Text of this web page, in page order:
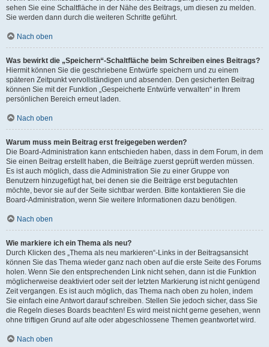
sehen Sie eine Schaltfläche in der Nähe des Beitrags, um diesen zu melden.
Sie werden dann durch die weiteren Schritte geführt.
Nach oben
Was bewirkt die „Speichern“-Schaltfläche beim Schreiben eines Beitrags?
Hiermit können Sie die geschriebene Entwürfe speichern und zu einem
späteren Zeitpunkt vervollständigen und absenden. Den gesicherten Beitrag
können Sie mit der Funktion „Gespeicherte Entwürfe verwalten“ in Ihrem
persönlichen Bereich erneut laden.
Nach oben
Warum muss mein Beitrag erst freigegeben werden?
Die Board-Administration kann entschieden haben, dass in dem Forum, in dem
Sie einen Beitrag erstellt haben, die Beiträge zuerst geprüft werden müssen.
Es ist auch möglich, dass die Administration Sie zu einer Gruppe von
Benutzern hinzugefügt hat, bei denen sie die Beiträge erst begutachten
möchte, bevor sie auf der Seite sichtbar werden. Bitte kontaktieren Sie die
Board-Administration, wenn Sie weitere Informationen dazu benötigen.
Nach oben
Wie markiere ich ein Thema als neu?
Durch Klicken des „Thema als neu markieren“-Links in der Beitragsansicht
können Sie das Thema wieder ganz nach oben auf die erste Seite des Forums
holen. Wenn Sie den entsprechenden Link nicht sehen, dann ist die Funktion
möglicherweise deaktiviert oder seit der letzten Markierung ist nicht genügend
Zeit vergangen. Es ist auch möglich, das Thema nach oben zu holen, indem
Sie einfach eine Antwort darauf schreiben. Stellen Sie jedoch sicher, dass Sie
die Regeln dieses Boards beachten! Es wird meist nicht gerne gesehen, wenn
ohne triftigen Grund auf alte oder abgeschlossene Themen geantwortet wird.
Nach oben